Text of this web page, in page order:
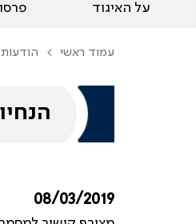
על האיגוד
עמוד ראשי
08/03/2019